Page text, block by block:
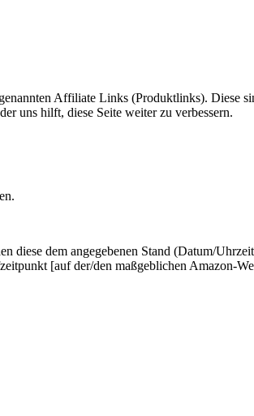
Affiliate Links (Produktlinks).
uns hilft, diese Seite weiter zu verbessern.
diese dem angegebenen Stand (Datum/
[auf der/den maßgeblichen Amazon-